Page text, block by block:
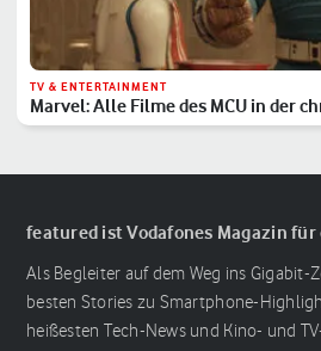
TV & ENTERTAINMENT
Marvel: Alle Filme des MCU in der
Reihenfolge
featured ist Vodafones Magazin
Als Begleiter auf dem Weg ins Gigabit-
besten Stories zu Smartphone-
heißesten Tech-News und Kino- und